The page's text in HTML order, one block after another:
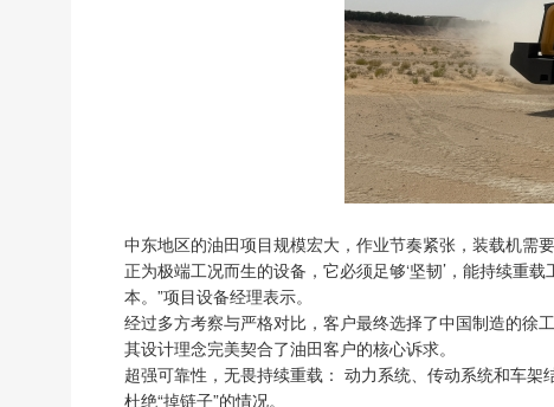
中东地区的油田项目规模宏大，作业节奏紧张，装载机需
正为极端工况而生的设备，它必须足够‘坚韧’，能持续重
本。”项目设备经理表示。
经过多方考察与严格对比，客户最终选择了中国制造的徐
其设计理念完美契合了油田客户的核心诉求。
超强可靠性，无畏持续重载： 动力系统、传动系统和车
杜绝“掉链子”的情况。